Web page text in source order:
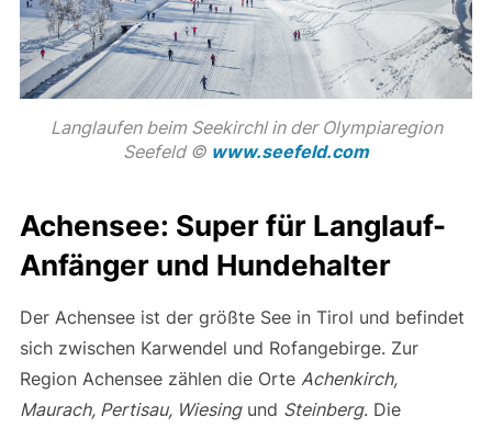
Langlaufen beim Seekirchl in der Olympiaregion
Seefeld © www.seefeld.com
Achensee: Super für Langlauf-
Anfänger und Hundehalter
Der Achensee ist der größte See in Tirol und befindet
sich zwischen Karwendel und Rofangebirge. Zur
Region Achensee zählen die Orte Achenkirch,
Maurach, Pertisau, Wiesingund Steinberg. Die